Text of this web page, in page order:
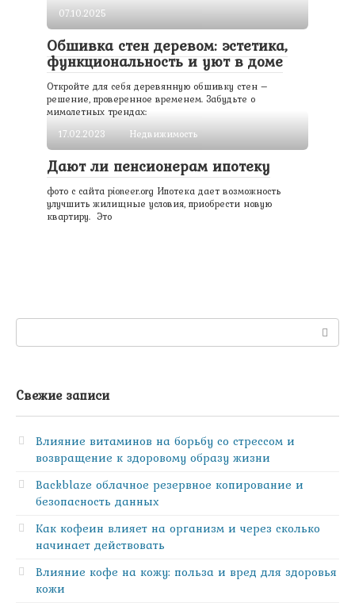
07.10.2025
Обшивка стен деревом: эстетика,
функциональность и уют в доме
Откройте для себя деревянную обшивку стен –
решение, проверенное временем. Забудьте о
мимолетных трендах:
17.02.2023
Недвижимость
Дают ли пенсионерам ипотеку
фото с сайта pioneer.org Ипотека дает возможность
улучшить жилищные условия, приобрести новую
квартиру. Это
Поиск:
Свежие записи
Влияние витаминов на борьбу со стрессом и
возвращение к здоровому образу жизни
Backblaze облачное резервное копирование и
безопасность данных
Как кофеин влияет на организм и через сколько
начинает действовать
Влияние кофе на кожу: польза и вред для здоровья
кожи